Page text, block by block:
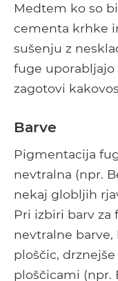
Medtem ko so
cementa krhke
sušenju z
fuge
zagotovi
Barve
Pigmentacija
nevtralna (npr.
nekaj globljih
Pri izbiri barv za
nevtralne
ploščic,
ploščicami (npr.